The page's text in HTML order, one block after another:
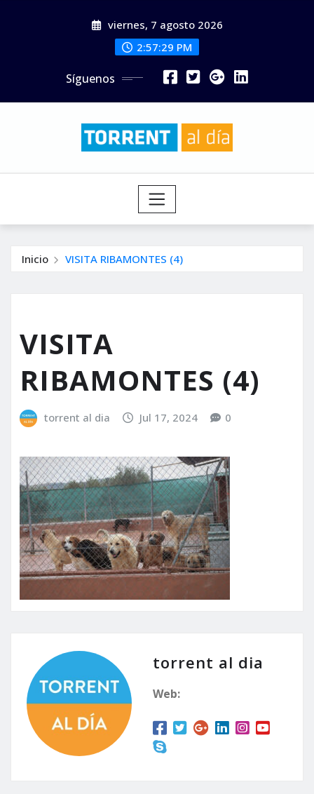
viernes, 7 agosto 2026
2:57:31 PM
Síguenos
Inicio VISITA RIBAMONTES (4)
VISITA
RIBAMONTES (4)
torrent al dia Jul 17, 2024 0
torrent al dia
Web: